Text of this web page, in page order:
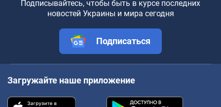
Подписывайтесь, чтобы быть в курсе последних
новостей Украины и мира сегодня
Подписаться
Загружайте наше приложение